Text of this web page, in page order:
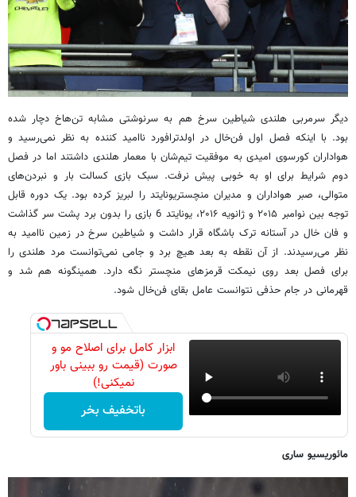
دیگر سرمربی هلندی شیاطین سرخ هم به سرنوشتی مشابه تن‌هاخ دچار شده
بود. با اینکه فصل اول فن‌خال در اولدترافورد ناامید کننده به نظر نمی‌رسید و
هواداران کورسوی امیدی به موفقیت تیم‌شان با معمار هلندی داشتند اما در فصل
دوم شرایط برای او به خوبی پیش نرفت. سبک بازی کسالت بار و نبردن‌های
متوالی، صبر هواداران و مدیران منچستریونایتد را لبریز کرده بود. یک دوره قابل
توجه بین نوامبر ۲۰۱۵ و ژانویه ۲۰۱۶، یونایتد 6 بازی را بدون برد پشت سر گذاشت
و فان خال در آستانه ترک باشگاه قرار داشت و شیاطین سرخ در زمین ناامید به
نظر می‌رسیدند. از آن نقطه به بعد هیچ برد و جامی نمی‌توانست مرد هلندی را
برای فصل بعد روی نیمکت قرمزهای منچستر نگه دارد. همینگونه هم شد و
قهرمانی در جام حذفی نتوانست عامل بقای فن‌خال شود.
ابزار کامل برای اصلاح مو و
صورت (قیمت رو ببینی باور
نمیکنی!)
باتخفیف بخر
مائوریسیو ساری